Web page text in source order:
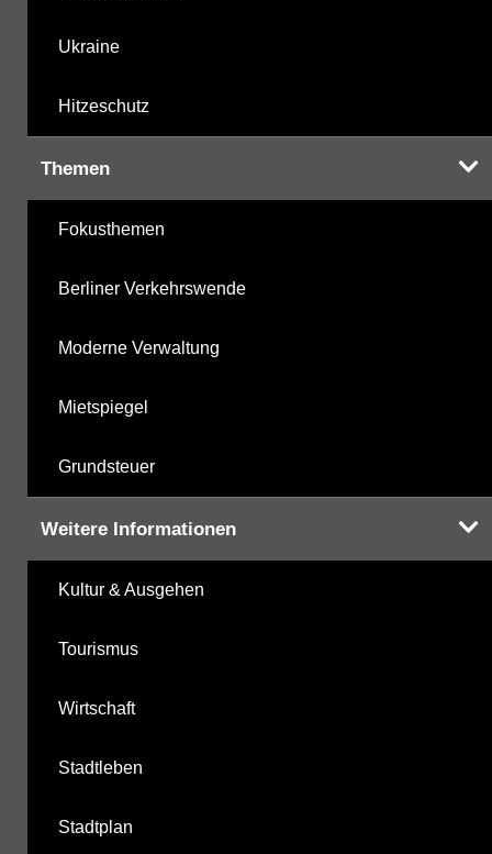
Ukraine
Hitzeschutz
Themen
Fokusthemen
Berliner Verkehrswende
Moderne Verwaltung
Mietspiegel
Grundsteuer
Weitere Informationen
Kultur & Ausgehen
Tourismus
Wirtschaft
Stadtleben
Stadtplan